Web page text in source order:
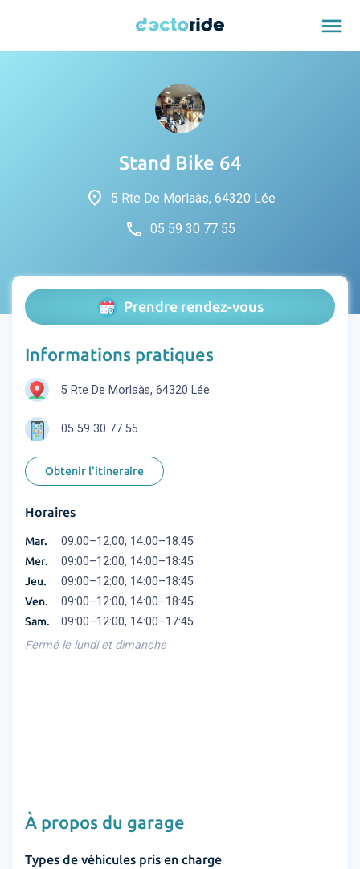
menu
Stand Bike 64
place 5 Rte De Morlaàs, 64320 Lée
phone 05 59 30 77 55
Prendre rendez-vous
Informations pratiques
5 Rte De Morlaàs, 64320 Lée
05 59 30 77 55
Obtenir l'itineraire
Horaires
Mar. 09:00–12:00, 14:00–18:45
Mer. 09:00–12:00, 14:00–18:45
Jeu. 09:00–12:00, 14:00–18:45
Ven. 09:00–12:00, 14:00–18:45
Sam.
09:00–12:00, 14:00–17:45
Fermé le lundi et dimanche
À propos du garage
Types de véhicules pris en charge